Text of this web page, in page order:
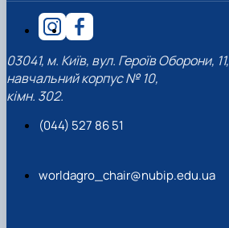
03041, м. Київ, вул. Героїв Оборони, 11,
навчальний корпус № 10,
кімн. 302.
(044) 527 86 51
worldagro_chair@nubip.edu.ua